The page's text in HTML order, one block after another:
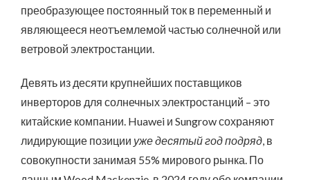
преобразующее постоянный ток в переменный и
являющееся неотъемлемой частью солнечной или
ветровой электростанции.
Девять из десяти крупнейших поставщиков
инверторов для солнечных электростанций – это
китайские компании. Huawei и Sungrow сохраняют
лидирующие позиции уже десятый год подряд, в
совокупности занимая 55% мирового рынка. По